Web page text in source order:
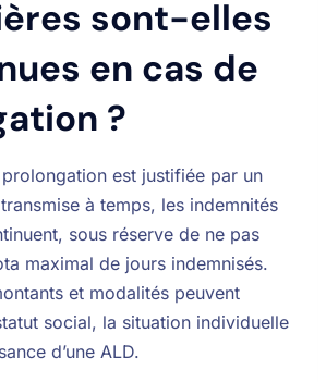
sont-elles
en cas de
?
est justifiée par un
à temps, les indemnités
sous réserve de ne pas
maximal de jours indemnisés.
et modalités peuvent
social, la situation individuelle
d’une ALD.